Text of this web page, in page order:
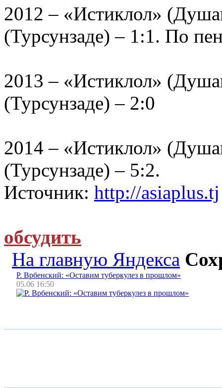
2012 – «Истиклол»
(Турсунзаде) – 1:1. По
2013 – «Истиклол»
(Турсунзаде) – 2:0
2014 – «Истиклол»
(Турсунзаде) – 5:2.
Источник: http://asiaplus.tj
обсудить
На главную Яндекса
Р. Врбенский: «Оставим туберкулез в прошлом»
05.06 16:50